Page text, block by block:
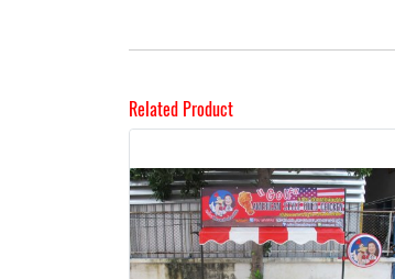
Related Product